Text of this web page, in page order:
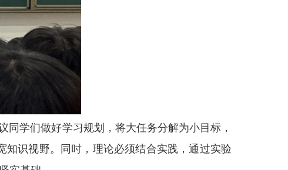
学们做好学习规划，将大任务分解为小目标，
知识视野。同时，理论必须结合实践，通过实验